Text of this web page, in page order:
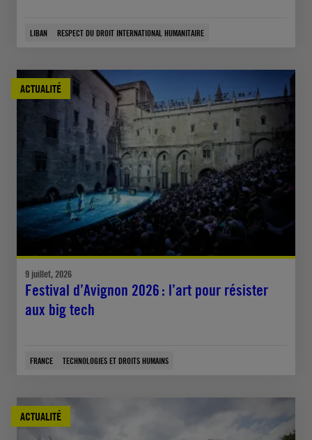
LIBAN RESPECT DU DROIT INTERNATIONAL HUMANITAIRE
ACTUALITÉ
9 juillet, 2026
Festival d’Avignon 2026 : l’art pour résister
aux big tech
FRANCE TECHNOLOGIES ET DROITS HUMAINS
ACTUALITÉ